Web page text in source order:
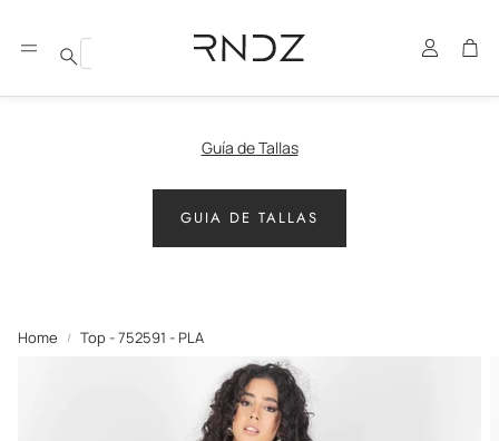
Search
Account
Guía de Tallas
GUIA DE TALLAS
Home Top - 752591 - PLA